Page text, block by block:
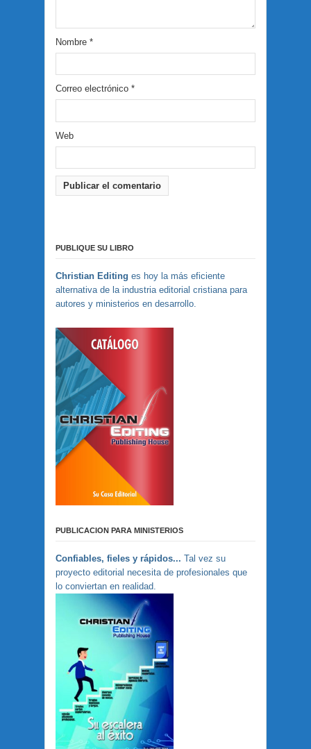
Nombre *
Correo electrónico *
Web
PUBLIQUE SU LIBRO
Christian Editing es hoy la más eficiente
alternativa de la industria editorial cristiana para
autores y ministerios en desarrollo.
PUBLICACION PARA MINISTERIOS
Confiables, fieles y rápidos... Tal vez su
proyecto editorial necesita de profesionales que
lo conviertan en realidad.